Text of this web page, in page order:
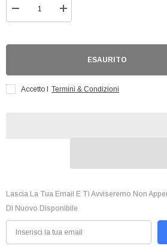
Diminuisci
quantità
Maui
Aumenta
quantità
Tappetino
Maui
ESAURITO
Accetto I Termini & Condizioni
Lascia La Tua Email E Ti Avviseremo Non
Di Nuovo Disponibile